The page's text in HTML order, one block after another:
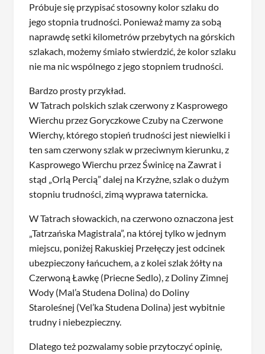
Próbuje się przypisać stosowny kolor szlaku do
jego stopnia trudności. Ponieważ mamy za sobą
naprawdę setki kilometrów przebytych na górskich
szlakach, możemy śmiało stwierdzić, że kolor szlaku
nie ma nic wspólnego z jego stopniem trudności.
Bardzo prosty przykład.
W Tatrach polskich szlak czerwony z Kasprowego
Wierchu przez Goryczkowe Czuby na Czerwone
Wierchy, którego stopień trudności jest niewielki i
ten sam czerwony szlak w przeciwnym kierunku, z
Kasprowego Wierchu przez Świnicę na Zawrat i
stąd „Orlą Percią” dalej na Krzyżne, szlak o dużym
stopniu trudności, zimą wyprawa taternicka.
W Tatrach słowackich, na czerwono oznaczona jest
„Tatrzańska Magistrala”, na której tylko w jednym
miejscu, poniżej Rakuskiej Przełęczy jest odcinek
ubezpieczony łańcuchem, a z kolei szlak żółty na
Czerwoną Ławkę (Priecne Sedlo), z Doliny Zimnej
Wody (Mal’a Studena Dolina) do Doliny
Staroleśnej (Vel’ka Studena Dolina) jest wybitnie
trudny i niebezpieczny.
Dlatego też pozwalamy sobie przytoczyć opinię,